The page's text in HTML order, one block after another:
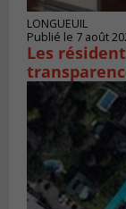
LONGUEUIL
Publié le 7 août
Les